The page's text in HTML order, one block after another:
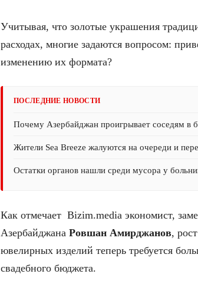
Учитывая, что золотые украшения
расходах, многие задаются вопросом:
изменению их формата?
ПОСЛЕДНИЕ НОВОСТИ
Почему Азербайджан проигрывает соседям в
Жители Sea Breeze жалуются на очереди и
Остатки органов нашли среди мусора у
Как отмечает Bizim.media экономист,
Азербайджана Ровшан Амирджанов,
ювелирных изделий теперь требуется
свадебного бюджета.